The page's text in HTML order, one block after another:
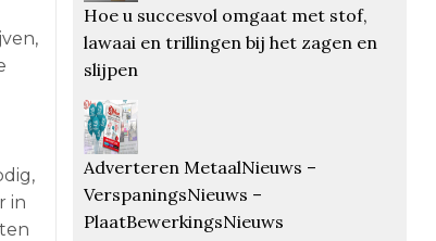
in
Hoe u succesvol omgaat met stof,
lawaai en trillingen bij het zagen en
slijpen
Adverteren MetaalNieuws –
VerspaningsNieuws –
PlaatBewerkingsNieuws